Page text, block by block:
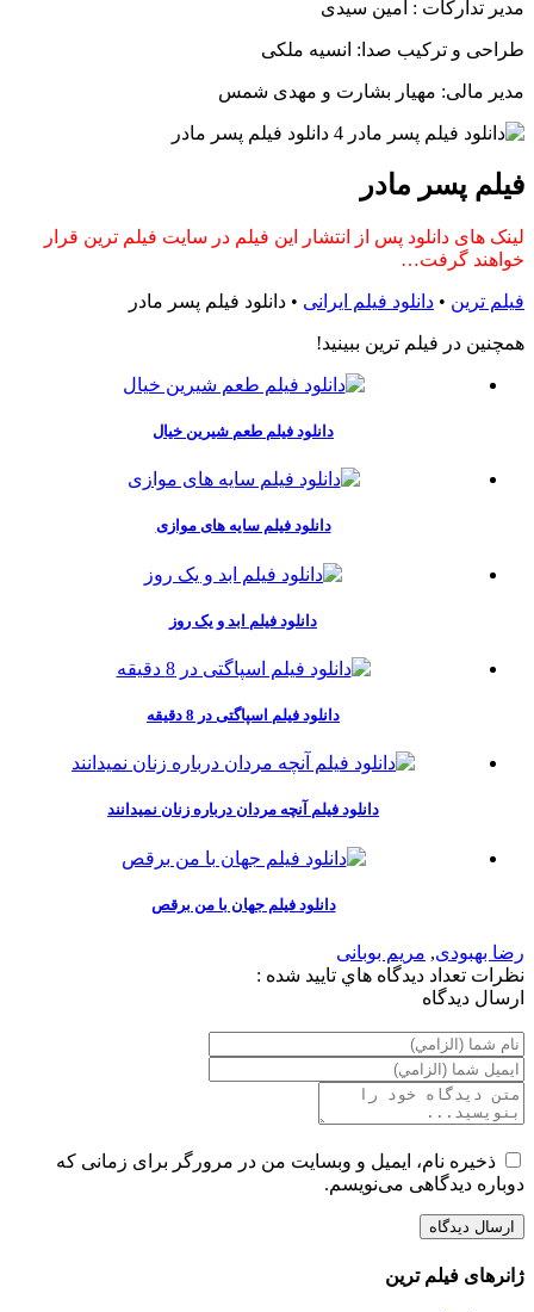
مدیر تدارکات : امین سیدی
طراحی و ترکیب صدا: انسیه ملکی
مدیر مالی: مهیار بشارت و مهدی شمس
فیلم پسر مادر
لینک های دانلود پس از انتشار این فیلم در سایت فیلم ترین قرار
خواهند گرفت…
فیلم ترین • دانلود فیلم ایرانی • دانلود فیلم پسر مادر
همچنين در فيلم ترين ببينيد!
دانلود فیلم طعم شیرین خیال
دانلود فیلم سایه های موازی
دانلود فیلم ابد و یک روز
دانلود فیلم اسپاگتی در 8 دقیقه
دانلود فیلم آنچه مردان درباره زنان نمیدانند
دانلود فیلم جهان با من برقص
رضا بهبودی, مریم بوبانی
نظرات تعداد ديدگاه هاي تاييد شده :
ارسال ديدگاه
ذخیره نام، ایمیل و وبسایت من در مرورگر برای زمانی که
دوباره دیدگاهی می‌نویسم.
ژانرهای فیلم ترین